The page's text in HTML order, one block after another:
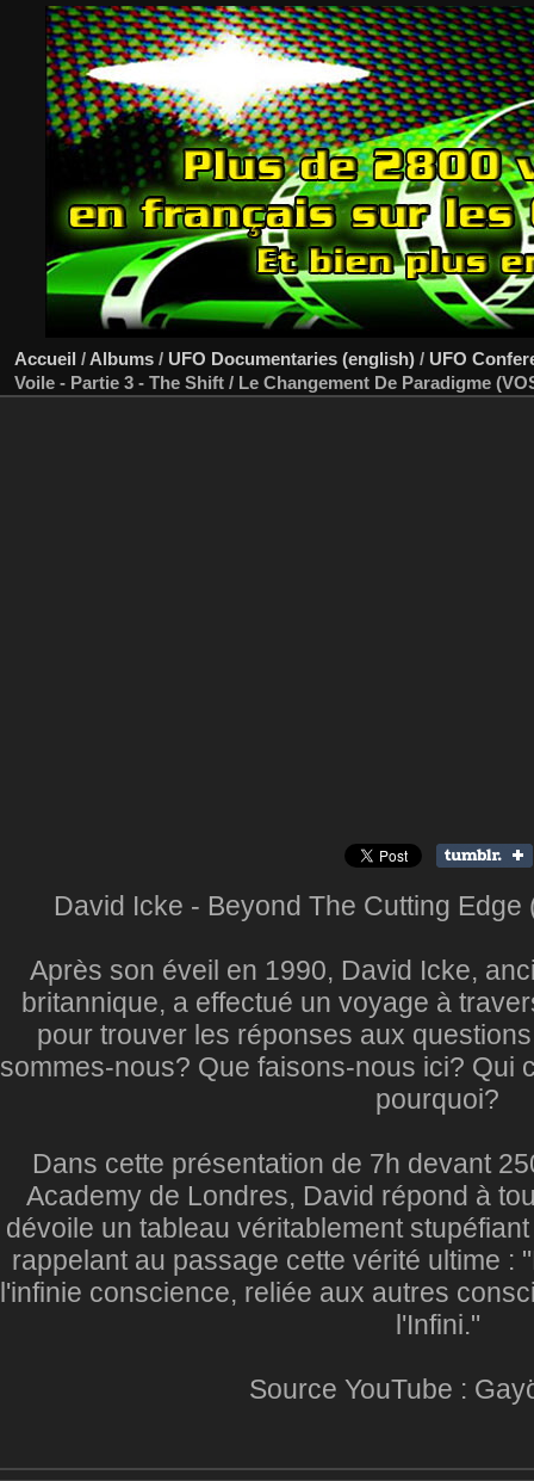
Accueil / Albums / UFO Documentaries (english) / UFO
Voile - Partie 3 - The Shift / Le Changement De Paradigme
David Icke - Beyond The Cutting
Après son éveil en 1990, David Icke,
britannique, a effectué un voyage à
pour trouver les réponses aux
sommes-nous? Que faisons-nous ici? Qui
pourquoi?
Dans cette présentation de 7h devant
Academy de Londres, David répond à
dévoile un tableau véritablement
rappelant au passage cette vérité ultime :
l'infinie conscience, reliée aux autres
l'Infini."
Source YouTube :